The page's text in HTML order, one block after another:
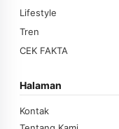
Lifestyle
Tren
CEK FAKTA
Halaman
Kontak